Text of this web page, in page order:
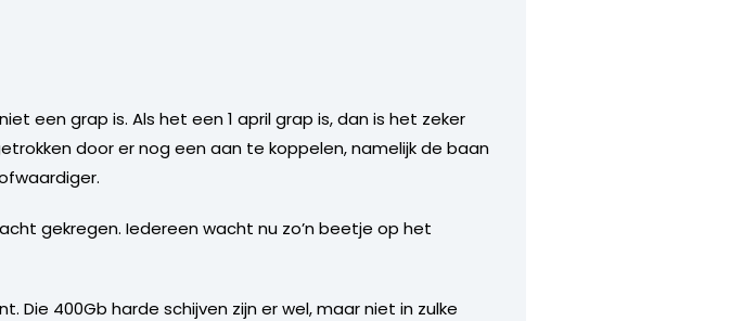
een grap is. Als het een 1 april grap is, dan is het zeker
door er nog een aan te koppelen, namelijk de baan
gekregen. Iedereen wacht nu zo’n beetje op het
Die 400Gb harde schijven zijn er wel, maar niet in zulke